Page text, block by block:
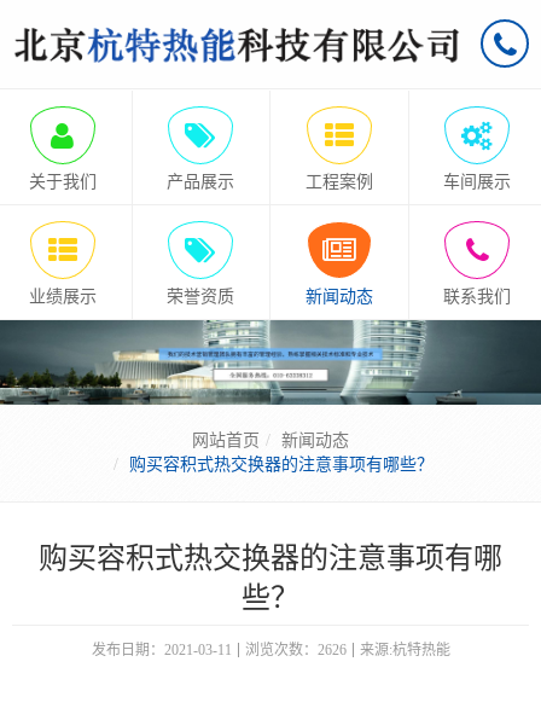
关于我们 产品展示 工程案例 车间展示
业绩展示 荣誉资质 新闻动态 联系我们
网站首页
新闻动态
购买容积式热交换器的注意事项有哪些？
购买容积式热交换器的注意事项有哪
些？
发布日期：2021-03-11 浏览次数：2626 来源:杭特热能